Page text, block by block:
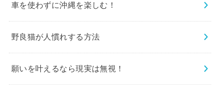
車を使わずに沖縄を楽しむ！
野良猫が人慣れする方法
願いを叶えるなら現実は無視！